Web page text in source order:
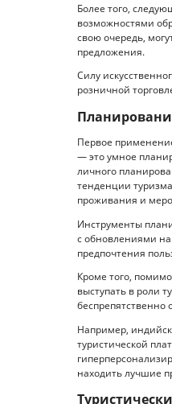
Более того,
возможностями
свою очередь,
предложения.
Силу
розничной
Первое
— это умное
личного
тенденции
проживания и
Инструменты
с обновлениями на
предпочтения
Кроме того,
выступать в роли
беспрепятственно
Например,
туристической
находить лучшие